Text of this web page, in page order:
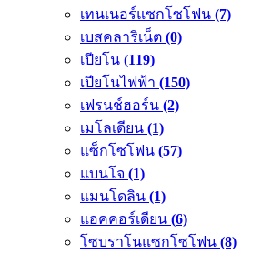
เทนเนอร์แซกโซโฟน (7)
เบสคลาริเน็ต (0)
เปียโน (119)
เปียโนไฟฟ้า (150)
เฟรนช์ฮอร์น (2)
เมโลเดียน (1)
แซ็กโซโฟน (57)
แบนโจ (1)
แมนโดลิน (1)
แอคคอร์เดียน (6)
โซบราโนแซกโซโฟน (8)